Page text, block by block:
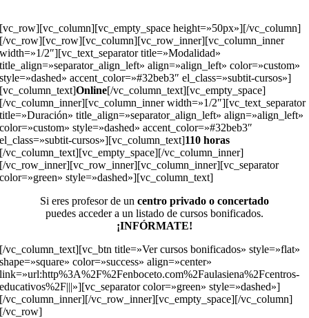
[vc_row][vc_column][vc_empty_space height=»50px»][/vc_column]
[/vc_row][vc_row][vc_column][vc_row_inner][vc_column_inner
width=»1/2″][vc_text_separator title=»Modalidad»
title_align=»separator_align_left» align=»align_left» color=»custom»
style=»dashed» accent_color=»#32beb3″ el_class=»subtit-cursos»]
[vc_column_text]Online[/vc_column_text][vc_empty_space]
[/vc_column_inner][vc_column_inner width=»1/2″][vc_text_separator
title=»Duración» title_align=»separator_align_left» align=»align_left»
color=»custom» style=»dashed» accent_color=»#32beb3″
el_class=»subtit-cursos»][vc_column_text]110 horas
[/vc_column_text][vc_empty_space][/vc_column_inner]
[/vc_row_inner][vc_row_inner][vc_column_inner][vc_separator
color=»green» style=»dashed»][vc_column_text]
Si eres profesor de un centro privado o concertado
puedes acceder a un listado de cursos bonificados.
¡INFÓRMATE!
[/vc_column_text][vc_btn title=»Ver cursos bonificados» style=»flat»
shape=»square» color=»success» align=»center»
link=»url:http%3A%2F%2Fenboceto.com%2Faulasiena%2Fcentros-
educativos%2F|||»][vc_separator color=»green» style=»dashed»]
[/vc_column_inner][/vc_row_inner][vc_empty_space][/vc_column]
[/vc_row]